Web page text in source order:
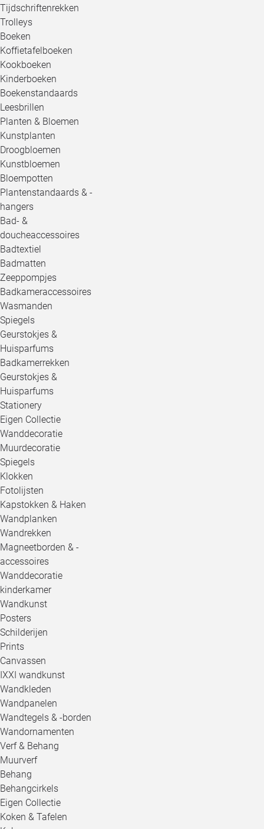
Tijdschriftenrekken
Trolleys
Boeken
Koffietafelboeken
Kookboeken
Kinderboeken
Boekenstandaards
Leesbrillen
Planten & Bloemen
Kunstplanten
Droogbloemen
Kunstbloemen
Bloempotten
Plantenstandaards & -
hangers
Bad- &
doucheaccessoires
Badtextiel
Badmatten
Zeeppompjes
Badkameraccessoires
Wasmanden
Spiegels
Geurstokjes &
Huisparfums
Badkamerrekken
Geurstokjes &
Huisparfums
Stationery
Eigen Collectie
Wanddecoratie
Muurdecoratie
Spiegels
Klokken
Fotolijsten
Kapstokken & Haken
Wandplanken
Wandrekken
Magneetborden & -
accessoires
Wanddecoratie
kinderkamer
Wandkunst
Posters
Schilderijen
Prints
Canvassen
IXXI wandkunst
Wandkleden
Wandpanelen
Wandtegels & -borden
Wandornamenten
Verf & Behang
Muurverf
Behang
Behangcirkels
Eigen Collectie
Koken & Tafelen